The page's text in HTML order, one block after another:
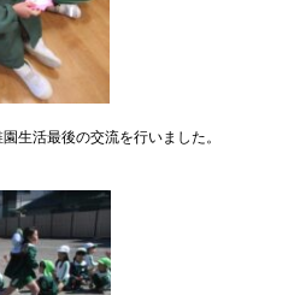
生活最後の交流を行いました。